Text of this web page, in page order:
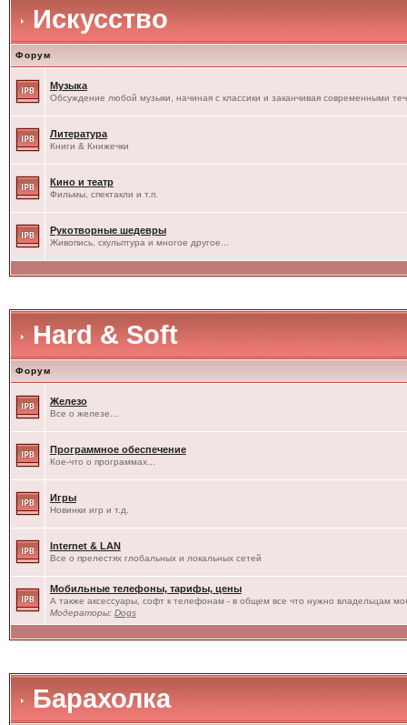
Искусство
Форум
Музыка
Обсуждение любой музыки, начиная с классики и заканчивая современными
Литература
Книги & Книжечки
Кино и театр
Фильмы, спектакли и т.п.
Рукотворные шедевры
Живопись, скульптура и многое другое...
Hard & Soft
Форум
Железо
Все о железе...
Программное обеспечение
Кое-что о программах...
Игры
Новинки игр и т.д.
Internet & LAN
Все о прелестях глобальных и локальных сетей
Мобильные телефоны, тарифы, цены
А также аксессуары, софт к телефонам - в общем все что нужно владельцам
Модераторы: Dogs
Барахолка